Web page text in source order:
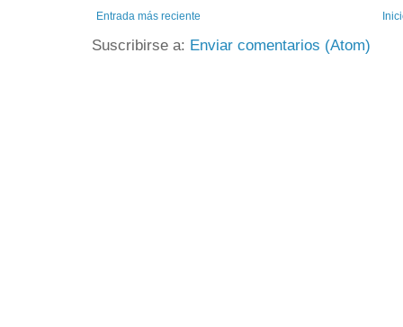
Entrada más reciente
Suscribirse a: Enviar comentarios (Atom)